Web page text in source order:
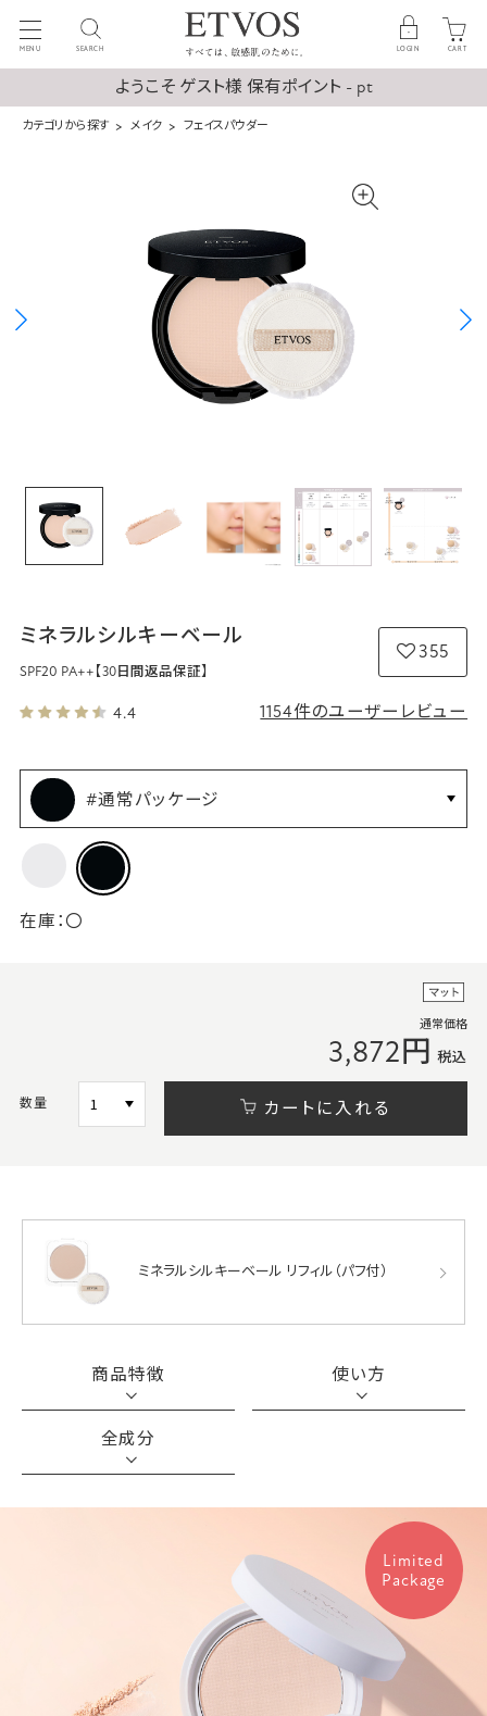
MENU SEARCH LOGIN CART
ようこそ ゲスト様 保有ポイント - pt
カテゴリから探す メイク フェイスパウダー
4.4 1154件のユーザーレビュー
ミネラルシルキーベール
355
SPF20 PA++ 【30日間返品保証】
#通常パッケージ
在庫： 〇
通常価格
3,872円 税込
カートに入れる
数量
ミネラルシルキーベール リフィル（パフ付）
商品特徴 使い方
全成分
Limited
Package